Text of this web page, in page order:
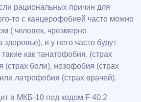
рациональных причин для
то с канцерофобией часто можно
( человек, чрезмерно
и у него часто будут
как танатофобия, (страх
(страх боли), нозофобия (страх
латрофобия (страх врачей).
в МКБ-10 под кодом F 40.2